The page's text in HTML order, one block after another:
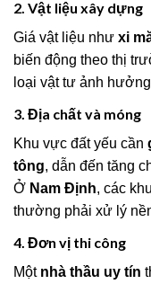
2. Vật liệu xây dựng
Giá vật liệu như xi
biến động theo thị
loại vật tư ảnh
3. Địa chất và móng
Khu vực đất yếu cần
tông, dẫn đến tăng
Ở Nam Định, các
thường phải xử lý
4. Đơn vị thi công
Một nhà thầu uy tín